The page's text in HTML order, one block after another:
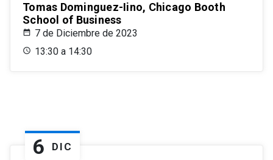
Tomas Dominguez-Iino, Chicago Booth
School of Business
7 de Diciembre de 2023
13:30 a 14:30
6 DIC